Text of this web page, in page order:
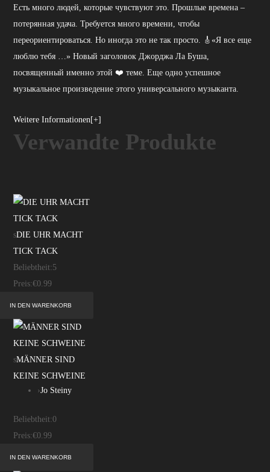
Есть много людей, которые чувствуют это. Прошлые времена –
потерянная удача. Требуется много времени, чтобы
переориентироваться. Но иногда это не так просто. 🎸«Я все еще
люблю тебя …» Новый заголовок Джорджа Ла Буша,
посвященный именно этой ❤️ теме. Еще одно успешное
музыкальное произведение этого универсального музыканта.
Weitere Informationen[+]
Verwandte Produkte
sDIE UHR MACHT
TICK TACK
Beliebtheit:5
Preis:€0.99
sMÄNNER SIND
KEINE SCHWEINE
›Jo Steiny
Beliebtheit:0
Preis:€0.99